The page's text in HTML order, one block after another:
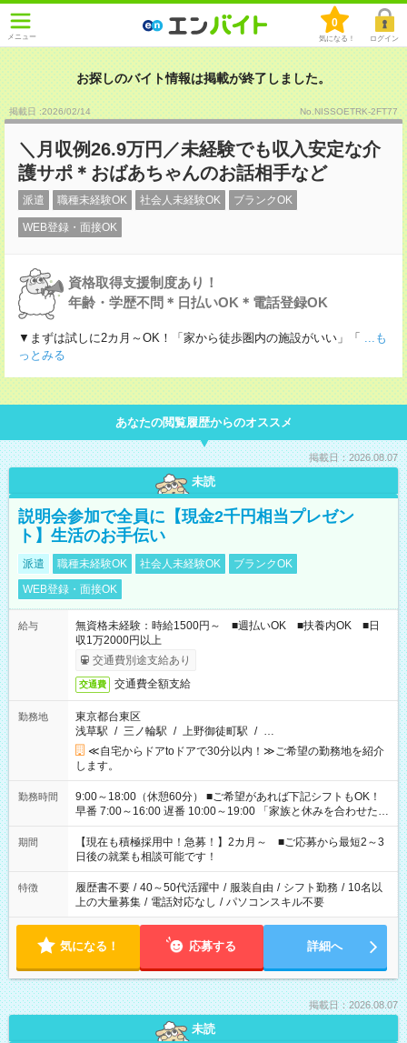
メニュー
0
気になる！ ログイン
お探しのバイト情報は掲載が終了しました。
掲載日 :2026/02/14 No.NISSOETRK-2FT77
＼月収例26.9万円／未経験でも収入安定な介
護サポ＊おばあちゃんのお話相手など
派遣 職種未経験OK 社会人未経験OK ブランクOK
WEB登録・面接OK
資格取得支援制度あり！
年齢・学歴不問＊日払いOK＊電話登録OK
▼まずは試しに2カ月～OK！「家から徒歩圏内の施設がいい」「 ...も
っとみる
あなたの閲覧履歴からのオススメ
掲載日：2026.08.07
未読
説明会参加で全員に【現金2千円相当プレゼン
ト】生活のお手伝い
派遣 職種未経験OK 社会人未経験OK
ブランクOK
WEB登録・面接OK
給与
無資格未経験：時給1500円～ ■週払いOK ■扶養内OK ■日
収1万2000円以上
交通費別途支給あり
交通費 交通費全額支給
勤務地
東京都台東区
浅草駅 / 三ノ輪駅 / 上野御徒町駅 / …
≪自宅からドアtoドアで30分以内！≫ご希望の勤務地を紹介
します。
勤務時間
9:00～18:00（休憩60分） ■ご希望があれば下記シフトもOK！
早番 7:00～16:00 遅番 10:00～19:00 「家族と休みを合わせた
い」 「余裕を持って夕飯の準備がしたい」 「できれば残業はし
たくない」 など、ご希望を教えてくださいね。 ※Wワーク希望
の方へ 今ご覧のお仕事で希望する勤務時間と、もう1つのお仕事
の勤務時間。 合計で週40時間を超える場合は応募できません。
期間
【現在も積極採用中！急募！】2カ月～ ■ご応募から最短2～3
日後の就業も相談可能です！
特徴 履歴書不要 / 40～50代活躍中 / 服装自由 / シフト勤務 / 10名以
上の大量募集 / 電話対応なし / パソコンスキル不要
気になる！ 応募する 詳細へ
掲載日：2026.08.07
未読